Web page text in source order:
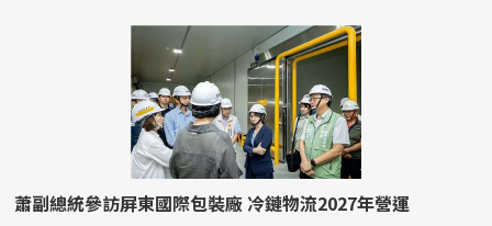
蕭副總統參訪屏東國際包裝廠 冷鏈物流2027年營運